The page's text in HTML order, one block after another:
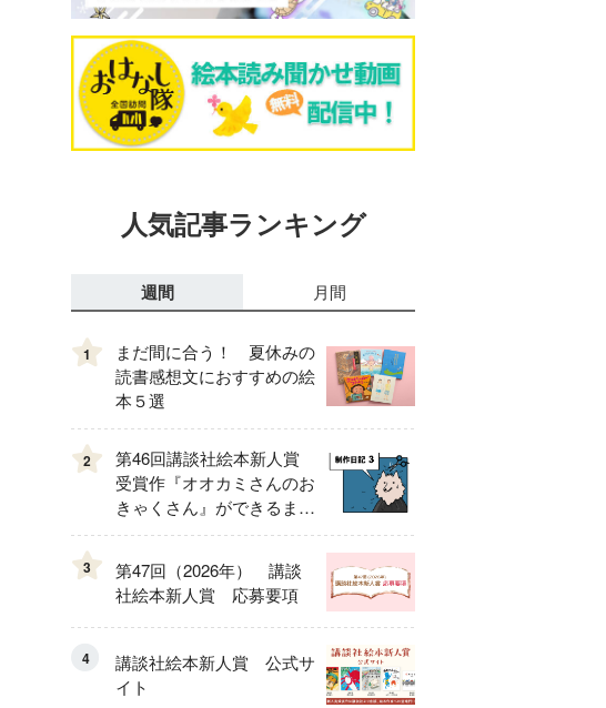
人気記事ランキング
週間 月間
1
まだ間に合う！ 夏休みの
読書感想文におすすめの絵
本５選
2
第46回講談社絵本新人賞
受賞作『オオカミさんのお
きゃくさん』ができるまで
③
3
第47回（2026年） 講談
社絵本新人賞 応募要項
4
講談社絵本新人賞 公式サ
イト